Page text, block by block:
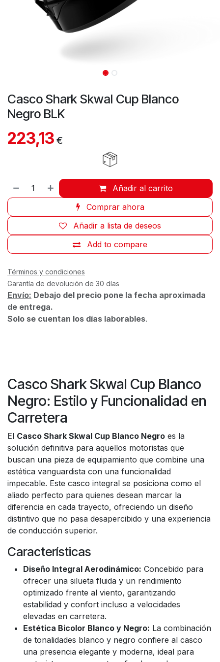
Casco Shark Skwal Cup Blanco
Negro BLK
223,13 €
Añadir al carrito
Comprar ahora
Add to compare
Añadir a lista de deseos
Términos y condiciones
Garantía de devolución de 30 días
Envío: Debajo del precio pone la fecha aproximada
de entrega.
Solo se cuentan los días laborables.
Casco Shark Skwal Cup Blanco
Negro: Estilo y Funcionalidad en
Carretera
El Casco Shark Skwal Cup Blanco Negro es la
solución definitiva para aquellos motoristas que
buscan una pieza de equipamiento que combine una
estética vanguardista con una funcionalidad
impecable. Este casco integral se posiciona como el
aliado perfecto para quienes desean marcar la
diferencia en cada trayecto, ofreciendo un diseño
distintivo que no pasa desapercibido y una experiencia
de conducción superior.
Características
Diseño Integral Aerodinámico: Concebido para
ofrecer una silueta fluida y un rendimiento
optimizado frente al viento, garantizando
estabilidad y confort incluso a velocidades
elevadas en carretera.
Estética Bicolor Blanco y Negro: La combinación
de tonalidades blanco y negro confiere al casco
una presencia elegante y moderna, ideal para